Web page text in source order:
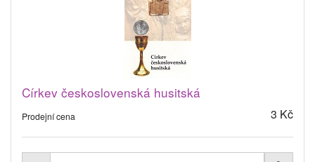
Církev československá husitská
Prodejní cena 3 Kč